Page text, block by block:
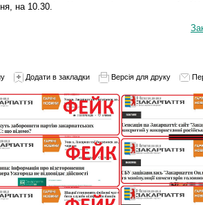
на 10.30.
Додати в закладки Версія для друку